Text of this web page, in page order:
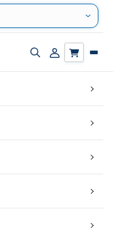
Zapnout/vypnout
Přihlásit/